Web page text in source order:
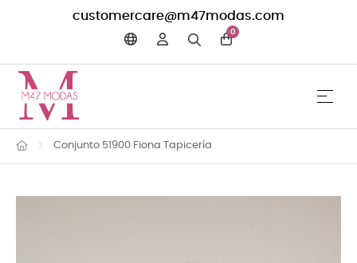
customercare@m47modas.com
0
☰
Conjunto 51900 Fiona Tapicería